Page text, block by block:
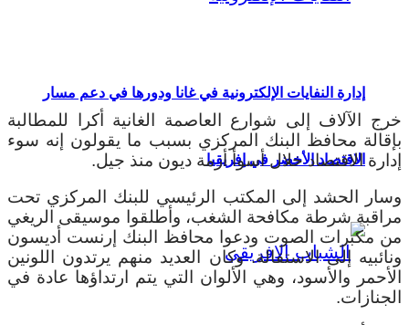
إدارة النفايات الإلكترونية في غانا ودورها في دعم مسار
الاقتصاد الأخضر في إفريقيا
خرج الآلاف إلى شوارع العاصمة الغانية أكرا للمطالبة
بإقالة محافظ البنك المركزي بسبب ما يقولون إنه سوء
إدارة الاقتصاد خلال أسوأ أزمة ديون منذ جيل.
وسار الحشد إلى المكتب الرئيسي للبنك المركزي تحت
مراقبة شرطة مكافحة الشغب، وأطلقوا موسيقى الريغي
من مكبرات الصوت ودعوا محافظ البنك إرنست أديسون
ونائبيه إلى الاستقالة. وكان العديد منهم يرتدون اللونين
الأحمر والأسود، وهي الألوان التي يتم ارتداؤها عادة في
الجنازات.